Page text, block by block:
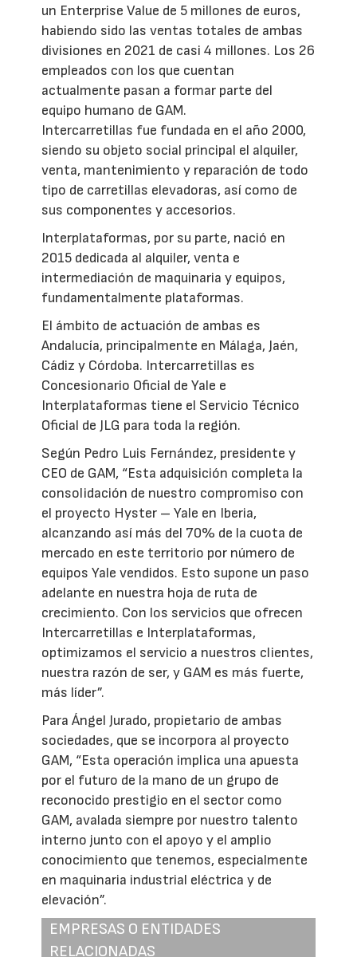
un Enterprise Value de 5 millones de euros,
habiendo sido las ventas totales de ambas
divisiones en 2021 de casi 4 millones. Los 26
empleados con los que cuentan
actualmente pasan a formar parte del
equipo humano de GAM.
Intercarretillas fue fundada en el año 2000,
siendo su objeto social principal el alquiler,
venta, mantenimiento y reparación de todo
tipo de carretillas elevadoras, así como de
sus componentes y accesorios.
Interplataformas, por su parte, nació en
2015 dedicada al alquiler, venta e
intermediación de maquinaria y equipos,
fundamentalmente plataformas.
El ámbito de actuación de ambas es
Andalucía, principalmente en Málaga, Jaén,
Cádiz y Córdoba. Intercarretillas es
Concesionario Oficial de Yale e
Interplataformas tiene el Servicio Técnico
Oficial de JLG para toda la región.
Según Pedro Luis Fernández, presidente y
CEO de GAM, “Esta adquisición completa la
consolidación de nuestro compromiso con
el proyecto Hyster – Yale en Iberia,
alcanzando así más del 70% de la cuota de
mercado en este territorio por número de
equipos Yale vendidos. Esto supone un paso
adelante en nuestra hoja de ruta de
crecimiento. Con los servicios que ofrecen
Intercarretillas e Interplataformas,
optimizamos el servicio a nuestros clientes,
nuestra razón de ser, y GAM es más fuerte,
más líder”.
Para Ángel Jurado, propietario de ambas
sociedades, que se incorpora al proyecto
GAM, “Esta operación implica una apuesta
por el futuro de la mano de un grupo de
reconocido prestigio en el sector como
GAM, avalada siempre por nuestro talento
interno junto con el apoyo y el amplio
conocimiento que tenemos, especialmente
en maquinaria industrial eléctrica y de
elevación”.
EMPRESAS O ENTIDADES
RELACIONADAS